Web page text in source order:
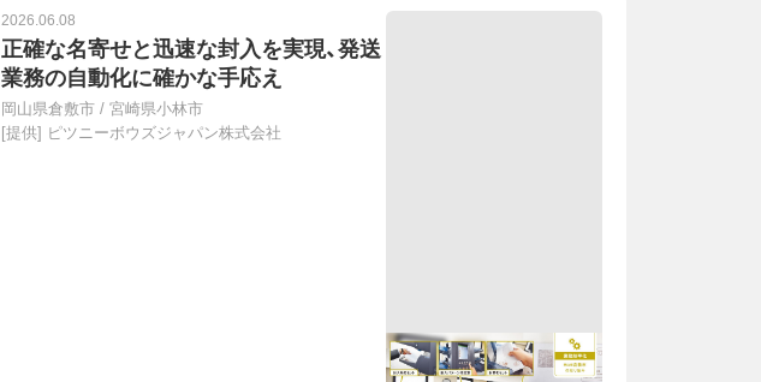
2026.06.08
正確な名寄せと迅速な封入を実現、発送
業務の自動化に確かな手応え
岡山県倉敷市 / 宮崎県小林市
[提供] ピツニーボウズジャパン株式会社